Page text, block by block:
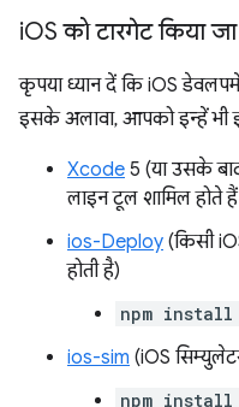
iOS को टारगेट किया जा
कृपया ध्यान दें कि iOS
इसके अलावा, आपको इन्हें भी
Xcode 5 (या उसके
लाइन टूल शामिल होते हैं
ios-Deploy (किसी
होती है)
npm
ios-sim (iOS
npm